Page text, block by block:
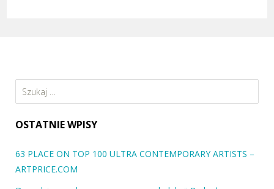
Szukaj:
OSTATNIE WPISY
63 PLACE ON TOP 100 ULTRA CONTEMPORARY ARTISTS –
ARTPRICE.COM